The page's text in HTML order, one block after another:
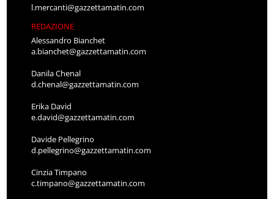
l.mercanti@gazzettamatin.com
REDAZIONE
Alessandro Bianchet
a.bianchet@gazzettamatin.com
Danila Chenal
d.chenal@gazzettamatin.com
Erika David
e.david@gazzettamatin.com
Davide Pellegrino
d.pellegrino@gazzettamatin.com
Cinzia Timpano
c.timpano@gazzettamatin.com